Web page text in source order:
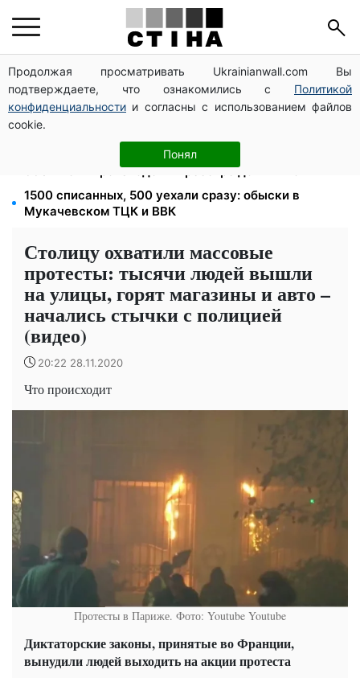
Продолжая просматривать Ukrainianwall.com Вы
подтверждаете, что ознакомились с Политикой
конфиденциальности и согласны с использованием файлов
cookie.
Понял
100 000 грн за 18 месяцев: Укрзализныця отменила
ежемесячные выплаты мобилизованным
120 грн в день только на дорогу: киевляне массово
увольняются из-за тарифа 30 грн за проезд
113 млрд грн задолжали украинцы за коммуналку:
830 тысяч производств в реестре должников
1500 списанных, 500 уехали сразу: обыски в
Мукачевском ТЦК и ВВК
Столицу охватили массовые
протесты: тысячи людей вышли
на улицы, горят магазины и авто –
начались стычки с полицией
(видео)
20:22 28.11.2020
Что происходит
Протесты в Париже. Фото: Youtube Youtube
Диктаторские законы, принятые во Франции,
вынудили людей выходить на акции протеста